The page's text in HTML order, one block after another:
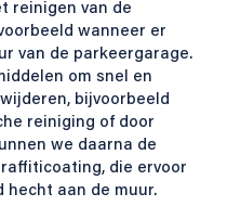
reinigen van de
wanneer er
van de parkeergarage.
om snel en
bijvoorbeeld
reiniging of door
we daarna de
die ervoor
aan de muur.